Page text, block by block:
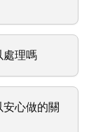
處理嗎
心做的關